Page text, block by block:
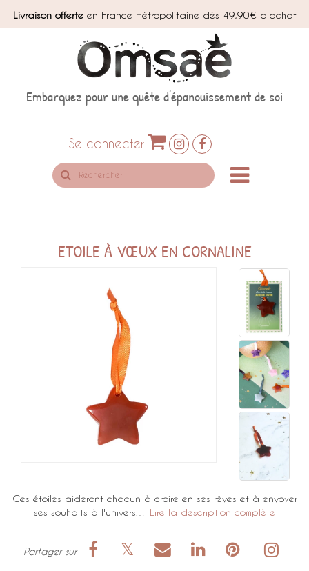
Livraison offerteen France métropolitaine dès 49,90€ d'achat
Embarquez pour une quête d'épanouissement de soi
Se connecter
ETOILE À VŒUX EN CORNALINE
Ces étoiles aideront chacun à croire en ses rêves et à envoyer
ses souhaits à l'univers… Lire la description complète